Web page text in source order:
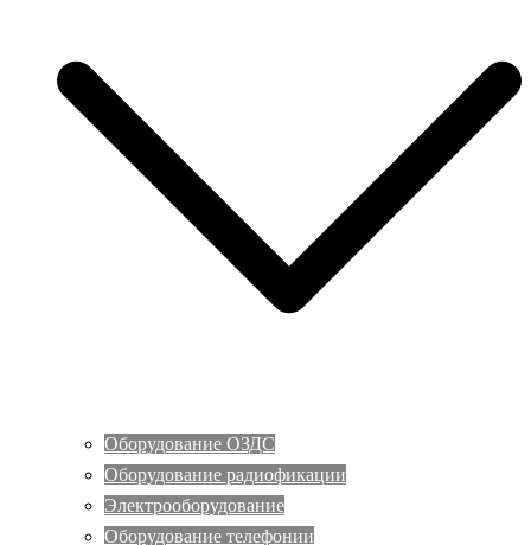
Оборудование ОЗДС
Оборудование радиофикации
Электрооборудование
Оборудование телефонии